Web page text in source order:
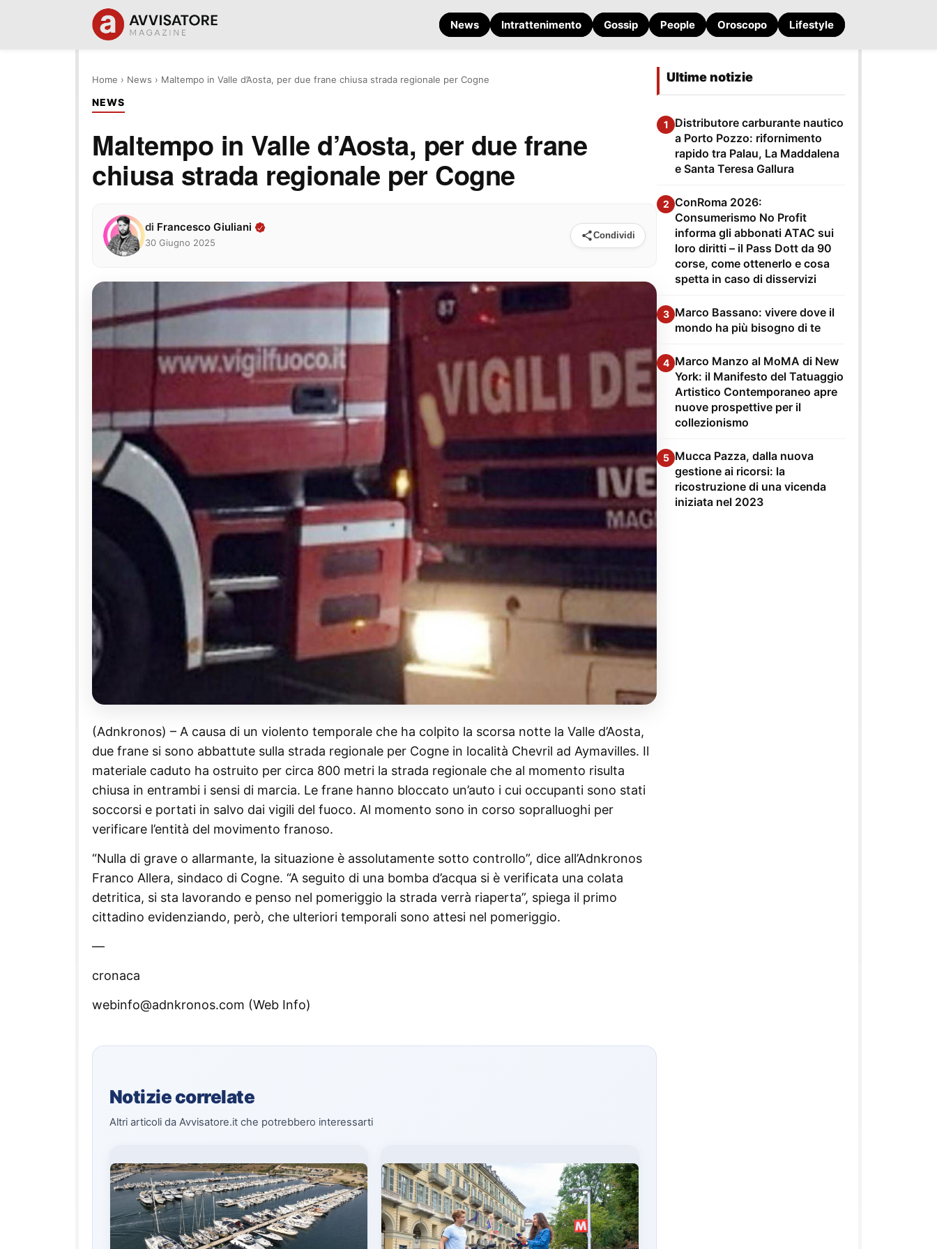
News Intrattenimento Gossip People Oroscopo Lifestyle
Home › News › Maltempo in Valle d’Aosta, per due frane chiusa strada regionale per Cogne
NEWS
Maltempo in Valle d’Aosta, per due frane
chiusa strada regionale per Cogne
di Francesco Giuliani
30 Giugno 2025
Condividi
(Adnkronos) – A causa di un violento temporale che ha colpito la scorsa notte la Valle d’Aosta,
due frane si sono abbattute sulla strada regionale per Cogne in località Chevril ad Aymavilles. Il
materiale caduto ha ostruito per circa 800 metri la strada regionale che al momento risulta
chiusa in entrambi i sensi di marcia. Le frane hanno bloccato un’auto i cui occupanti sono stati
soccorsi e portati in salvo dai vigili del fuoco. Al momento sono in corso sopralluoghi per
verificare l’entità del movimento franoso.
“Nulla di grave o allarmante, la situazione è assolutamente sotto controllo”, dice all’Adnkronos
Franco Allera, sindaco di Cogne. “A seguito di una bomba d’acqua si è verificata una colata
detritica, si sta lavorando e penso nel pomeriggio la strada verrà riaperta”, spiega il primo
cittadino evidenziando, però, che ulteriori temporali sono attesi nel pomeriggio.
—
cronaca
webinfo@adnkronos.com (Web Info)
Notizie correlate
Altri articoli da Avvisatore.it che potrebbero interessarti
Ultime notizie
1
Distributore carburante nautico
a Porto Pozzo: rifornimento
rapido tra Palau, La Maddalena
e Santa Teresa Gallura
2 ConRoma 2026:
Consumerismo No Profit
informa gli abbonati ATAC sui
loro diritti – il Pass Dott da 90
corse, come ottenerlo e cosa
spetta in caso di disservizi
3 Marco Bassano: vivere dove il
mondo ha più bisogno di te
4 Marco Manzo al MoMA di New
York: il Manifesto del Tatuaggio
Artistico Contemporaneo apre
nuove prospettive per il
collezionismo
5 Mucca Pazza, dalla nuova
gestione ai ricorsi: la
ricostruzione di una vicenda
iniziata nel 2023